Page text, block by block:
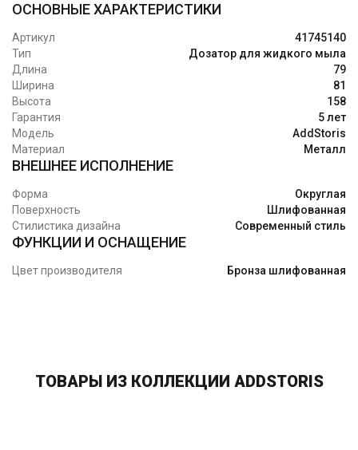
ОСНОВНЫЕ ХАРАКТЕРИСТИКИ
Артикул
41745140
Тип
Дозатор для жидкого мыла
Длина
79
Ширина
81
Высота
158
Гарантия
5 лет
Модель
AddStoris
Материал
Металл
ВНЕШНЕЕ ИСПОЛНЕНИЕ
Форма
Округлая
Поверхность
Шлифованная
Стилистика дизайна
Современный стиль
ФУНКЦИИ И ОСНАЩЕНИЕ
Цвет производителя Бронза шлифованная
ТОВАРЫ ИЗ КОЛЛЕКЦИИ ADDSTORIS